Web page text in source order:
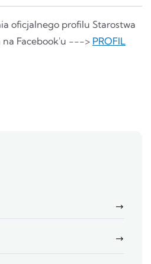
oficjalnego profilu Starostwa
na Facebook'u ---> PROFIL